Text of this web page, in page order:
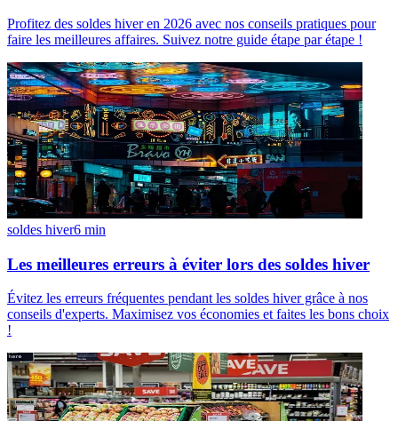
Profitez des soldes hiver en 2026 avec nos conseils pratiques pour
faire les meilleures affaires. Suivez notre guide étape par étape !
soldes hiver6 min
Les meilleures erreurs à éviter lors des soldes hiver
Évitez les erreurs fréquentes pendant les soldes hiver grâce à nos
conseils d'experts. Maximisez vos économies et faites les bons choix
!